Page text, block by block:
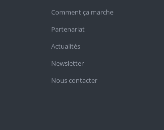
Comment ça marche
Partenariat
Actualités
Newsletter
Nous contacter